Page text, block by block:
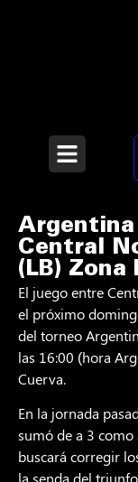
Argentina
Central
(LB) Zona
El juego entre
el próximo
del torneo
las 16:00 (hora
Cuerva.
En la jornada
sumó de a 3
buscará corregir